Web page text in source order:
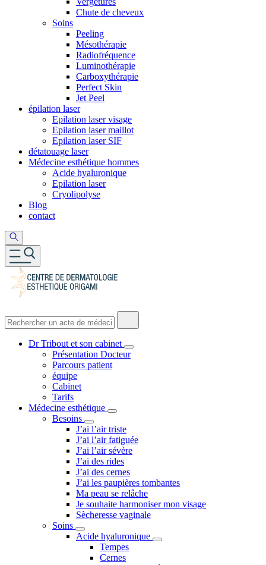
Chute de cheveux
Soins
Peeling
Mésothérapie
Radiofréquence
Luminothérapie
Carboxythérapie
Perfect Skin
Jet Peel
épilation laser
Epilation laser visage
Epilation laser maillot
Epilation laser SIF
détatouage laser
Médecine esthétique hommes
Acide hyaluronique
Epilation laser
Cryolipolyse
Blog
contact
Dr Tribout et son cabinet
Présentation Docteur
Parcours patient
équipe
Cabinet
Tarifs
Médecine esthétique
Besoins
J’ai l’air triste
J’ai l’air fatiguée
J’ai l’air sévère
J’ai des rides
J’ai des cernes
J’ai les paupières tombantes
Ma peau se relâche
Je souhaite harmoniser mon visage
Sècheresse vaginale
Soins
Acide hyaluronique
Tempes
Cernes